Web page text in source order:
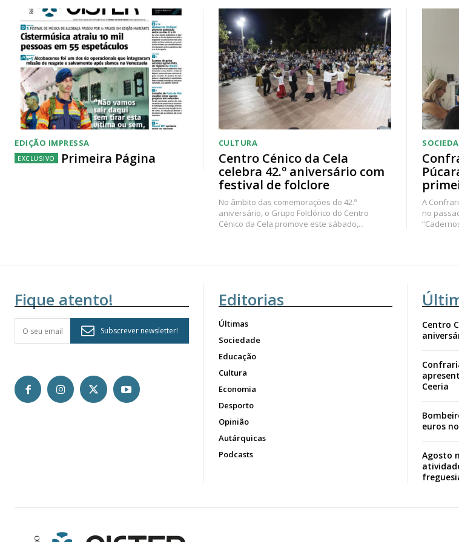
EDIÇÃO IMPRESSA
Primeira Página
CULTURA
Centro Cénico da Cela
celebra 42.º aniversário com
festival de folclore
No âmbito das comemorações do 42.º
aniversário, o Grupo Folclórico do Centro
Cénico da Cela promove este sábado,...
A
no
Fique atento!
Subscrever newsletter!
Editorias
Últimas
Sociedade
Educação
Cultura
Economia
Desporto
Opinião
Autárquicas
Podcasts
Centro
Ceeria
euros
Agosto